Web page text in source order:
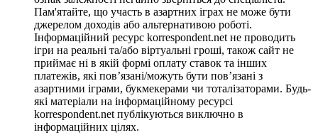
Пам'ятайте, що участь в азартних іграх не може бути
джерелом доходів або альтернативою роботі.
Інформаційний ресурс korrespondent.net не проводить
ігри на реальні та/або віртуальні гроші, також сайт не
приймає ні в якій формі оплату ставок та інших
платежів, які пов’язані/можуть бути пов’язані з
азартними іграми, букмекерами чи тоталізаторами. Будь-
які матеріали на інформаційному ресурсі
korrespondent.net публікуються виключно в
інформаційних цілях.